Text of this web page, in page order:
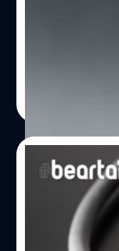
Panasonic กำลั
ปล่อยซอฟต์แวร์เ
คอมพิวเตอร์ในรู
โซนิคมีชื่อว่า
กล้อง DSLR, กล้
เป็นเว็บแคมร่วม
Skype และอื่น ๆ
คมชัดมากขึ้น โด
เครื่องคอมพิวเตอ
จับภาพวิดีโอแต่อย่
ซอฟต์แวร์
กล้อง
GH5, DC-G9,
น่าเสียดายที่ตอนนี้
มาตรฐาน
รองรับกำลัง
เปิดตัวอย่างเป็นท